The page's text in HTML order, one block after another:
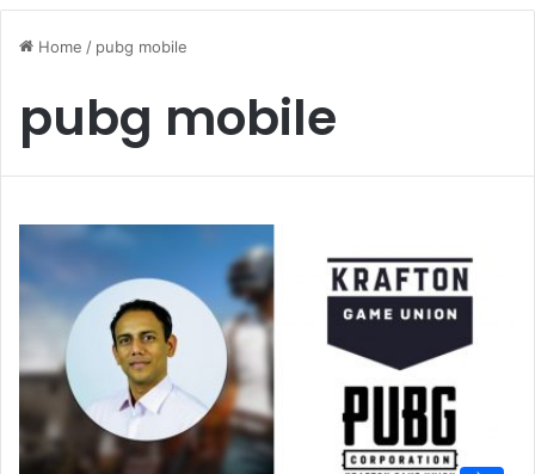
Home / pubg mobile
pubg mobile